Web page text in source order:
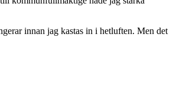
innan jag kastas in i hetluften. Men det